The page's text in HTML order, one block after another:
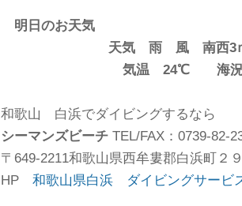
明日のお天気
天気 雨 風 南西3
気温 24℃ 海況
和歌山 白浜でダイビングするなら
シーマンズビーチ TEL/FAX：0739-82-
〒649-2211和歌山県西牟婁郡白浜町２
HP 和歌山県白浜 ダイビングサービ